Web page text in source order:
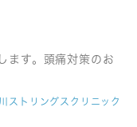
ます。頭痛対策のお
ストリングスクリニック